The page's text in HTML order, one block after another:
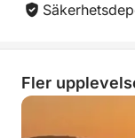
Fler